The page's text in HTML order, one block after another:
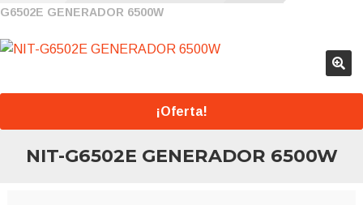
NUESTRAS MARCAS
hijo
Información
G6502E GENERADOR 6500W
¡Oferta!
NIT-G6502E GENERADOR 6500W